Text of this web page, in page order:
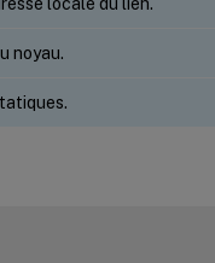
noyau.